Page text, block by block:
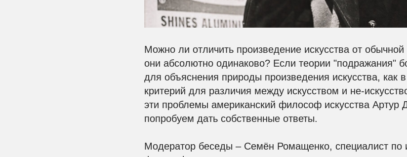
Можно ли отличить произведение искусства от
они абсолютно одинаково? Если теории "подражания"
для объяснения природы произведения искусства, как
критерий для различия между искусством и не-
эти проблемы американский философ искусства Артур
попробуем дать собственные ответы.
Модератор беседы – Семён Ромащенко, специалист по